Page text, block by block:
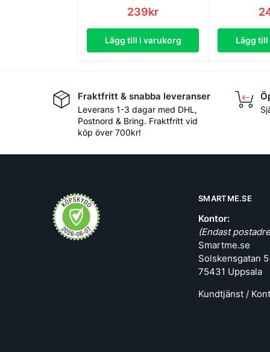
239kr
Lägg till i varukorg Lägg
Fraktfritt & snabba leveranser
Leverans 1-3 dagar med DHL,
Postnord & Bring. Fraktfritt vid
köp över 700kr!
SMARTME.SE
Kontor:
(Endast
Smartme.se
Solskensgatan 5
75431 Uppsala
Kundtjänst /